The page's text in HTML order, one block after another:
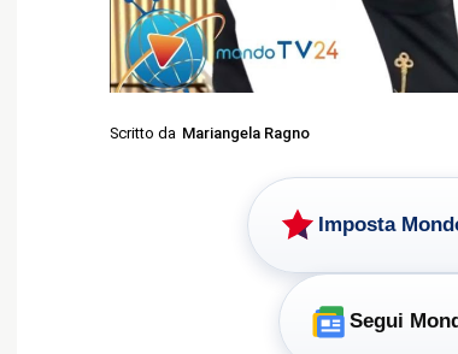
Scritto da Mariangela Ragno
Imposta
Segui